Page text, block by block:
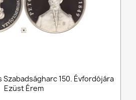
Szabadságharc 150. Évfordójára
Ezüst Érem